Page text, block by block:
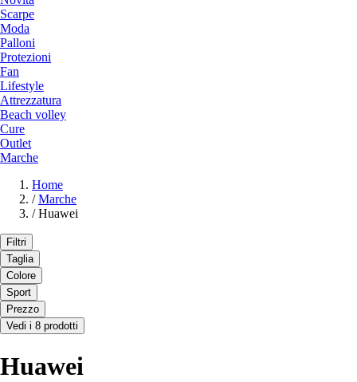
Scarpe
Moda
Palloni
Protezioni
Fan
Lifestyle
Attrezzatura
Beach volley
Cure
Outlet
Marche
Home
/ Marche
/ Huawei
Filtri
Taglia
Colore
Sport
Prezzo
Vedi i 8 prodotti
Huawei